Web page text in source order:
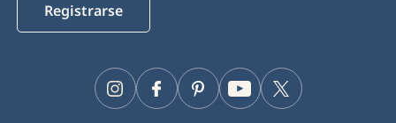
Registrarse
Facebook Twitter
YouTube
Pinterest
Instagram